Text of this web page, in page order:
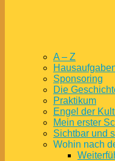
A – Z
Sponsoring
Die
Praktikum
Engel der
Mein erster
Sichtbar und
Wohin nach